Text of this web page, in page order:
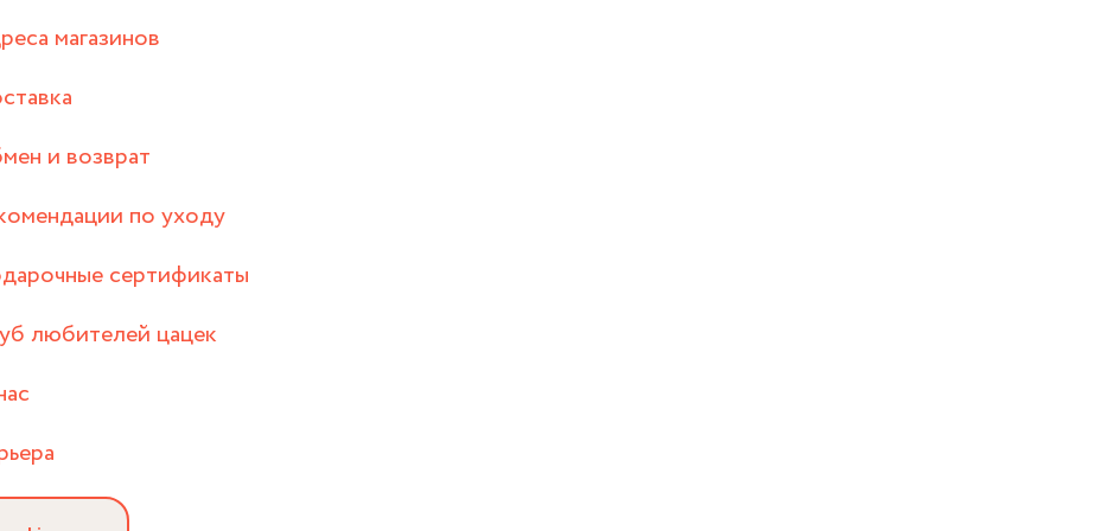
магазинов
и возврат
по уходу
сертификаты
любителей цацек